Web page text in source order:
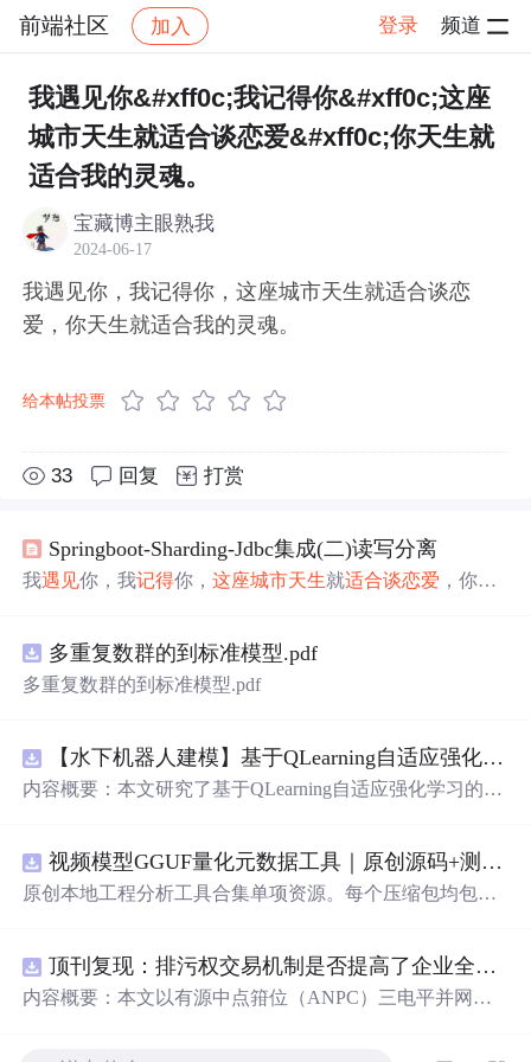
前端社区 加入 登录 频道
社区 前端社区 感慨 帖子详情
我遇见你&#xff0c;我记得你&#xff0c;这座
城市天生就适合谈恋爱&#xff0c;你天生就
适合我的灵魂。
宝藏博主眼熟我
2024-06-17
我遇见你，我记得你，这座城市天生就适合谈恋
爱，你天生就适合我的灵魂。
给本帖投票
33 回复 打赏
Springboot-Sharding-Jdbc集成(二)读写分离
我遇见你，我记得你，这座城市天生就适合谈恋爱 ，你天
POM/4.0.0" xmlns:xsi="http://www.w3.org/2001/XMLSchema-
instance" xsi:schemaLocation="http://maven.apache.org/POM/4.
多重复数群的到标准模型.pdf
多重复数群的到标准模型.pdf
【水下机器人建模】基于QLearning自适应强化学习PID控制器在AUV中的应用研究（Matlab代码实现）
内容概要：本文研究了基于QLearning自适应强化学习的PI
探讨了将强化学习算法QLearning与传统PID控制相结合的
方法，以提升AUV在复杂、时变及非线性水下环境中的自
arning算法在线动态优化PID控制器的比例、积分和微分参
数，从而实现对系统误差、响应速度、超调量等性能指标
的综合优化。通过Matlab仿真实验验证了该复合控制策略
视频模型GGUF量化元数据工具｜原创源码+测试+离线报告
原创本地工程分析工具合集单项资源。每个压缩包均包含
行效果图、README、运行说明、功能清单、MIT License
及原创授权声明。Node.js 18+ 可直接运行，零第三方运行
顶刊复现：排污权交易机制是否提高了企业全要素生产率 -来自中国上市公司的证据（论文+数据）
内容概要：本文以有源中点箝位（ANPC）三电平并网逆